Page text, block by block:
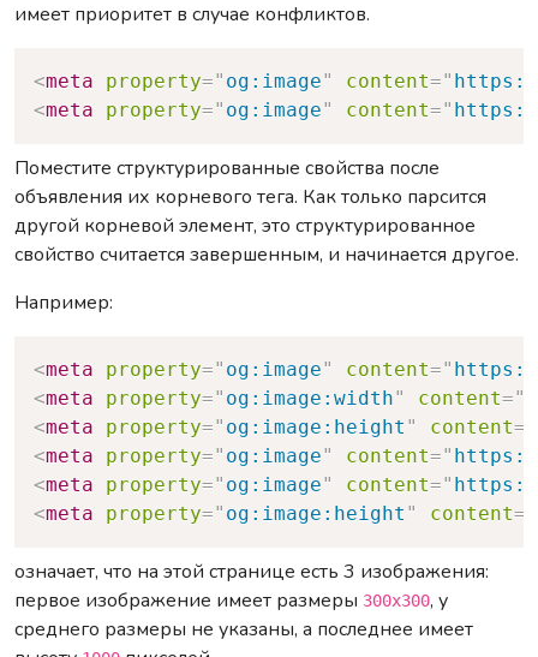
имеет приоритет в случае конфликтов.
<meta property=" og:image" content="
<meta property=" og:image" content="
Copy
Поместите структурированные свойства после
объявления их корневого тега. Как только парсится
другой корневой элемент, это структурированное
свойство считается завершенным, и начинается другое.
Например:
<meta property=" og:image" content="
<meta property=" og:image:width" content="
<meta property=" og:image:height " content=
<meta property=" og:image" content="
<meta property=" og:image" content="
<meta property=" og:image:height " content=
Copy
означает, что на этой странице есть 3 изображения:
первое изображение имеет размеры 300x300, у
среднего размеры не указаны, а последнее имеет